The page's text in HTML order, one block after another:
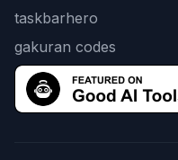
taskbarhero
gakuran codes